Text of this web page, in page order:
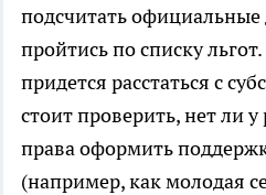
подсчитать
пройтись по списку
придется расстаться с
стоит проверить, нет ли
права оформить
(например, как молодая